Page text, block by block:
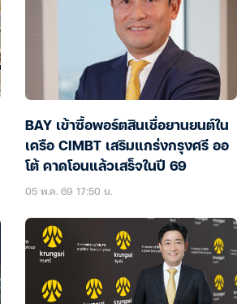
BAY เข้าซื้อพอร์ตสินเชื่อยานยนต์ใน
เครือ CIMBT เสริมแกร่งกรุงศรี ออ
โต้ คาดโอนแล้วเสร็จในปี 69
05 พ.ค. 69 17:50 น.